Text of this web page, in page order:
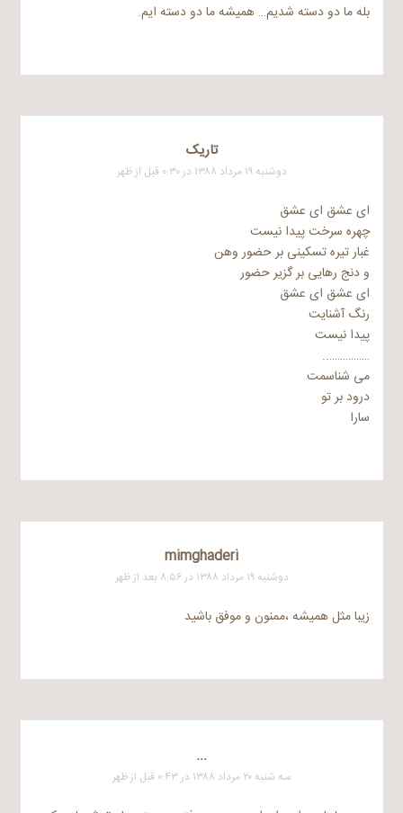
بله ما دو دسته شدیم… همیشه ما دو دسته ایم.
تاریک
دوشنبه ۱۹ مرداد ۱۳۸۸ در ۰:۳۰ قبل از ظهر
ای عشق ای عشق
چهره سرخت پیدا نیست
غبار تیره تسکینی بر حضور وهن
و دنج رهایی بر گزیر حضور
ای عشق ای عشق
رنگ آشنایت
پیدا نیست
……………..
می شناسمت
درود بر تو
سارا
mimghaderi
دوشنبه ۱۹ مرداد ۱۳۸۸ در ۸:۵۶ بعد از ظهر
زیبا مثل همیشه ،ممنون و موفق باشید
...
سه شنبه ۲۰ مرداد ۱۳۸۸ در ۰:۴۳ قبل از ظهر